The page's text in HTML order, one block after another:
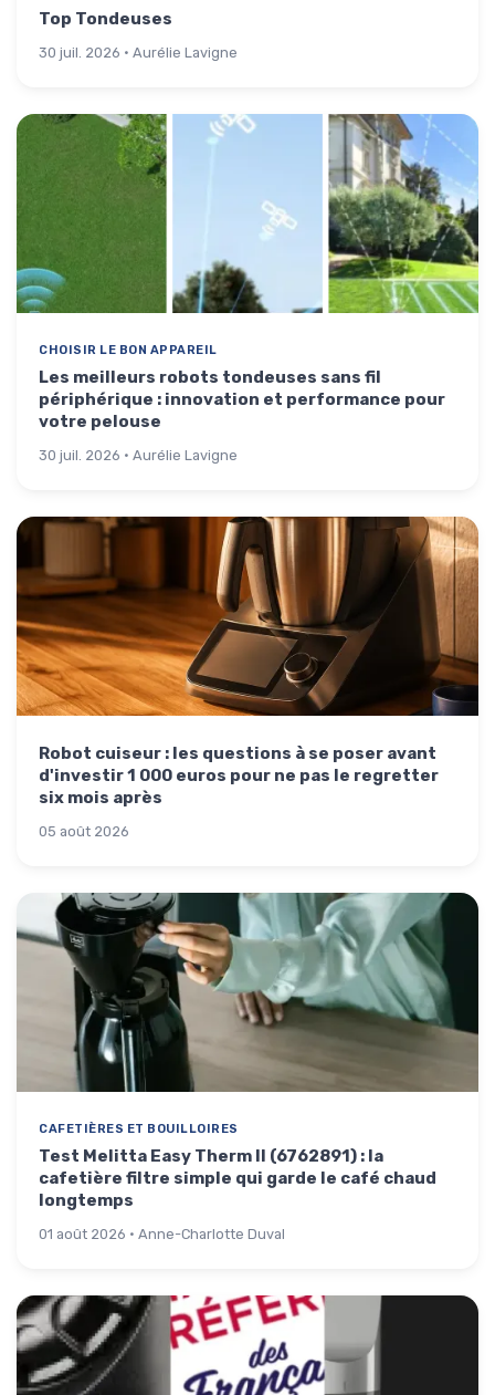
Top Tondeuses
30 juil. 2026 · Aurélie Lavigne
CHOISIR LE BON APPAREIL
Les meilleurs robots tondeuses sans fil
périphérique : innovation et performance pour
votre pelouse
30 juil. 2026 · Aurélie Lavigne
Robot cuiseur : les questions à se poser avant
d'investir 1 000 euros pour ne pas le regretter
six mois après
05 août 2026
CAFETIÈRES ET BOUILLOIRES
Test Melitta Easy Therm II (6762891) : la
cafetière filtre simple qui garde le café chaud
longtemps
01 août 2026 · Anne-Charlotte Duval